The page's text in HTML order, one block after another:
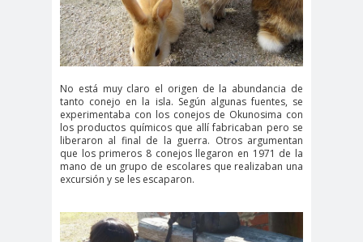
No está muy claro el origen de la abundancia de
tanto conejo en la isla. Según algunas fuentes, se
experimentaba con los conejos de Okunosima con
los productos químicos que allí fabricaban pero se
liberaron al final de la guerra. Otros argumentan
que los primeros 8 conejos llegaron en 1971 de la
mano de un grupo de escolares que realizaban una
excursión y se les escaparon.